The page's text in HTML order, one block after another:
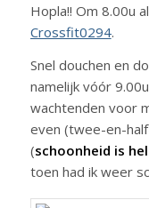
Hopla!! Om 8.00u
Crossfit0294.
Snel douchen en
namelijk vóór
wachtenden voor
even (twee-en-
(schoonheid is
toen had ik weer